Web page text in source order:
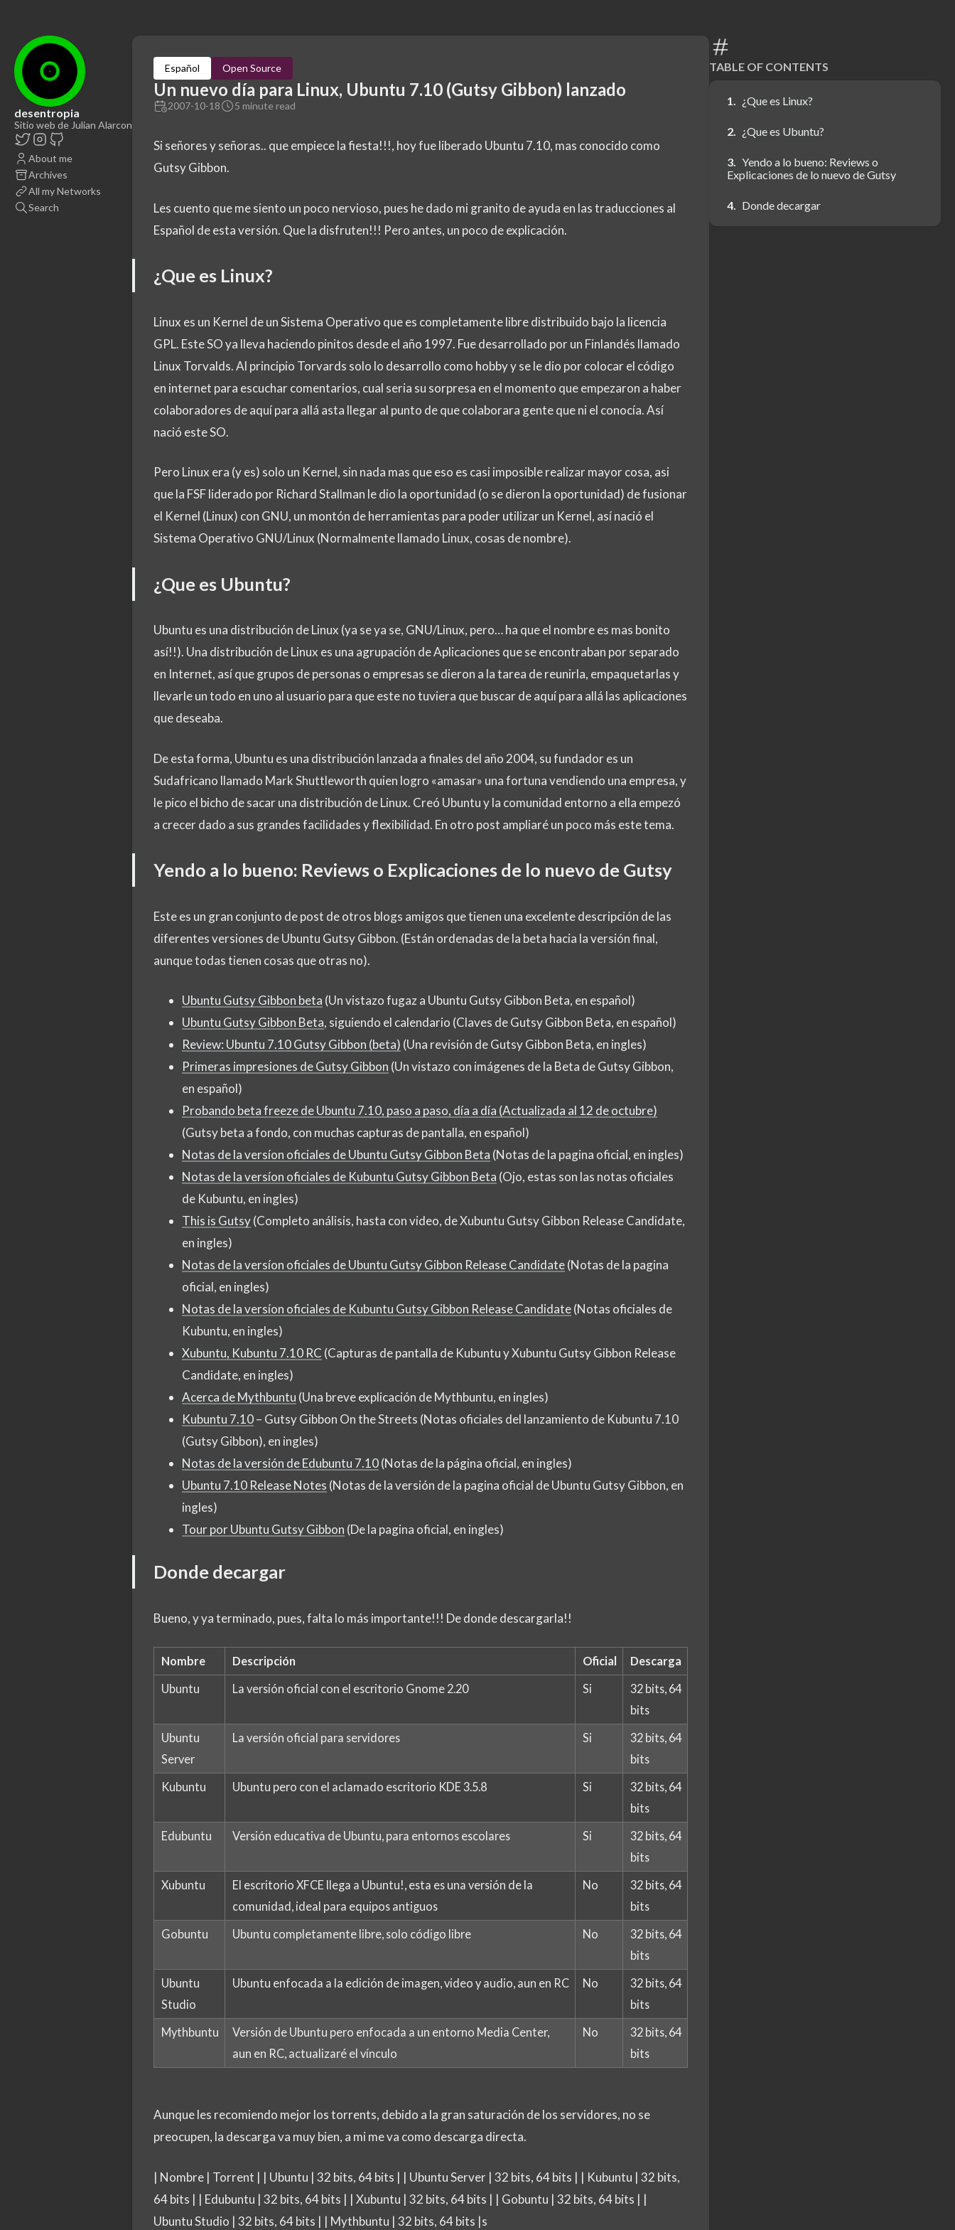
desentropia
Sitio web de Julian Alarcon
About me
Archives
All my Networks
Search
TABLE OF CONTENTS
¿Que es Linux?
¿Que es Ubuntu?
Yendo a lo bueno: Reviews o
Explicaciones de lo nuevo de Gutsy
Donde decargar
Español Open Source
Un nuevo día para Linux, Ubuntu 7.10 (Gutsy Gibbon) lanzado
2007-10-18 5 minute read
Si señores y señoras.. que empiece la fiesta!!!, hoy fue liberado Ubuntu 7.10, mas conocido como
Gutsy Gibbon.
Les cuento que me siento un poco nervioso, pues he dado mi granito de ayuda en las traducciones al
Español de esta versión. Que la disfruten!!! Pero antes, un poco de explicación.
¿Que es Linux?
Linux es un Kernel de un Sistema Operativo que es completamente libre distribuido bajo la licencia
GPL. Este SO ya lleva haciendo pinitos desde el año 1997. Fue desarrollado por un Finlandés llamado
Linux Torvalds. Al principio Torvards solo lo desarrollo como hobby y se le dio por colocar el código
en internet para escuchar comentarios, cual seria su sorpresa en el momento que empezaron a haber
colaboradores de aquí para allá asta llegar al punto de que colaborara gente que ni el conocía. Así
nació este SO.
Pero Linux era (y es) solo un Kernel, sin nada mas que eso es casi imposible realizar mayor cosa, asi
que la FSF liderado por Richard Stallman le dio la oportunidad (o se dieron la oportunidad) de fusionar
el Kernel (Linux) con GNU, un montón de herramientas para poder utilizar un Kernel, así nació el
Sistema Operativo GNU/Linux (Normalmente llamado Linux, cosas de nombre).
¿Que es Ubuntu?
Ubuntu es una distribución de Linux (ya se ya se, GNU/Linux, pero… ha que el nombre es mas bonito
así!!). Una distribución de Linux es una agrupación de Aplicaciones que se encontraban por separado
en Internet, así que grupos de personas o empresas se dieron a la tarea de reunirla, empaquetarlas y
llevarle un todo en uno al usuario para que este no tuviera que buscar de aquí para allá las aplicaciones
que deseaba.
De esta forma, Ubuntu es una distribución lanzada a finales del año 2004, su fundador es un
Sudafricano llamado Mark Shuttleworth quien logro «amasar» una fortuna vendiendo una empresa, y
le pico el bicho de sacar una distribución de Linux. Creó Ubuntu y la comunidad entorno a ella empezó
a crecer dado a sus grandes facilidades y flexibilidad. En otro post ampliaré un poco más este tema.
Yendo a lo bueno: Reviews o Explicaciones de lo nuevo de Gutsy
Este es un gran conjunto de post de otros blogs amigos que tienen una excelente descripción de las
diferentes versiones de Ubuntu Gutsy Gibbon. (Están ordenadas de la beta hacia la versión final,
aunque todas tienen cosas que otras no).
Ubuntu Gutsy Gibbon beta (Un vistazo fugaz a Ubuntu Gutsy Gibbon Beta, en español)
Ubuntu Gutsy Gibbon Beta, siguiendo el calendario (Claves de Gutsy Gibbon Beta, en español)
Review: Ubuntu 7.10 Gutsy Gibbon (beta) (Una revisión de Gutsy Gibbon Beta, en ingles)
Primeras impresiones de Gutsy Gibbon (Un vistazo con imágenes de la Beta de Gutsy Gibbon,
en español)
Probando beta freeze de Ubuntu 7.10, paso a paso, día a día (Actualizada al 12 de octubre)
(Gutsy beta a fondo, con muchas capturas de pantalla, en español)
Notas de la versíon oficiales de Ubuntu Gutsy Gibbon Beta (Notas de la pagina oficial, en ingles)
Notas de la versíon oficiales de Kubuntu Gutsy Gibbon Beta (Ojo, estas son las notas oficiales
de Kubuntu, en ingles)
This is Gutsy(Completo análisis, hasta con video, de Xubuntu Gutsy Gibbon Release Candidate,
en ingles)
Notas de la versíon oficiales de Ubuntu Gutsy Gibbon Release Candidate(Notas de la pagina
oficial, en ingles)
Notas de la versíon oficiales de Kubuntu Gutsy Gibbon Release Candidate(Notas oficiales de
Kubuntu, en ingles)
Xubuntu, Kubuntu 7.10 RC (Capturas de pantalla de Kubuntu y Xubuntu Gutsy Gibbon Release
Candidate, en ingles)
Acerca de Mythbuntu (Una breve explicación de Mythbuntu, en ingles)
Kubuntu 7.10– Gutsy Gibbon On the Streets (Notas oficiales del lanzamiento de Kubuntu 7.10
(Gutsy Gibbon), en ingles)
Notas de la versión de Edubuntu 7.10(Notas de la página oficial, en ingles)
Ubuntu 7.10 Release Notes (Notas de la versión de la pagina oficial de Ubuntu Gutsy Gibbon, en
ingles)
Tour por Ubuntu Gutsy Gibbon (De la pagina oficial, en ingles)
Donde decargar
Bueno, y ya terminado, pues, falta lo más importante!!! De donde descargarla!!
Nombre Descripción Oficial Descarga
Ubuntu La versión oficial con el escritorio Gnome 2.20 Si
32 bits, 64
bits
Ubuntu
Server
La versión oficial para servidores Si
32 bits, 64
bits
Kubuntu Ubuntu pero con el aclamado escritorio KDE 3.5.8 Si
32 bits, 64
bits
Edubuntu Versión educativa de Ubuntu, para entornos escolares Si
32 bits, 64
bits
Xubuntu
El escritorio XFCE llega a Ubuntu!, esta es una versión de la
comunidad, ideal para equipos antiguos
No
32 bits, 64
bits
Gobuntu Ubuntu completamente libre, solo código libre No
32 bits, 64
bits
Ubuntu
Studio
Ubuntu enfocada a la edición de imagen, video y audio, aun en RC No
32 bits, 64
bits
Mythbuntu
Versión de Ubuntu pero enfocada a un entorno Media Center,
aun en RC, actualizaré el vínculo
No
32 bits, 64
bits
Aunque les recomiendo mejor los torrents, debido a la gran saturación de los servidores, no se
preocupen, la descarga va muy bien, a mi me va como descarga directa.
| Nombre | Torrent | | Ubuntu | 32 bits, 64 bits | | Ubuntu Server | 32 bits, 64 bits | | Kubuntu | 32 bits,
64 bits | | Edubuntu | 32 bits, 64 bits | | Xubuntu | 32 bits, 64 bits | | Gobuntu | 32 bits, 64 bits | |
Ubuntu Studio | 32 bits, 64 bits | | Mythbuntu | 32 bits, 64 bits |s